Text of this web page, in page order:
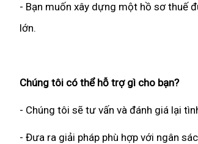
- Bạn muốn xây dựng một hồ sơ thuế
lớn.
Chúng tôi có thể hỗ trợ gì cho bạn?
- Chúng tôi sẽ tư vấn và đánh giá lại
- Đưa ra giải pháp phù hợp với ngân